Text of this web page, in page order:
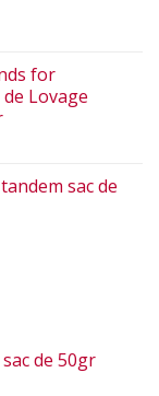
for
Lovage
sac de
de 50gr